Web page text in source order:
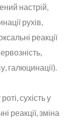
настрій,
рухів,
реакції
галюцинації).
сухість у
реакції, зміна